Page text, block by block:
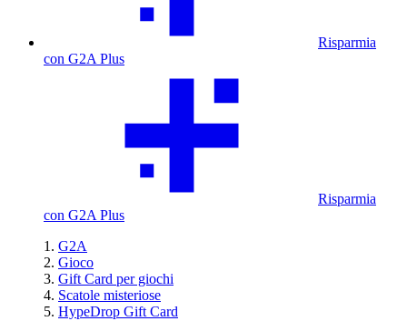
Risparmia
con G2A Plus
Risparmia
con G2A Plus
G2A
Gioco
Gift Card per giochi
Scatole misteriose
HypeDrop Gift Card